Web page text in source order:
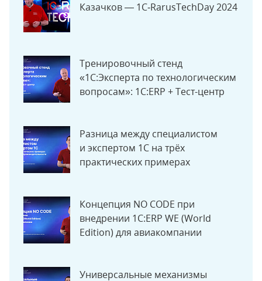
Казачков — 1C‑RarusTechDay 2024
Тренировочный стенд
«1С:Эксперта по технологическим
вопросам»: 1С:ERP + Тест-центр
Разница между специалистом
и экспертом 1С на трёх
практических примерах
Концепция NO CODE при
внедрении 1C:ERP WE (World
Edition) для авиакомпании
Универсальные механизмы